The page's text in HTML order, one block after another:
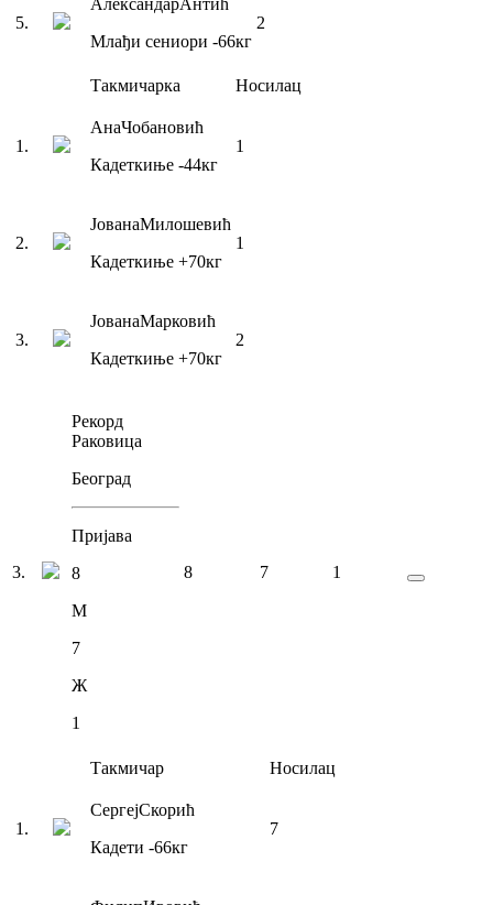
5.
Млађи сениори -66кг
2
Такмичарка Носилац
1 .
АнаЧобановић
Кадеткиње -44кг
1
2.
ЈованаМилошевић
Кадеткиње +70кг
1
3.
ЈованаМарковић
Кадеткиње +70кг
2
3.
Рекорд
Раковица
Београд
Пријава
8
М
7
Ж
1
8 7 1
Такмичар Носилац
1 .
СергејСкорић
Кадети -66кг
7